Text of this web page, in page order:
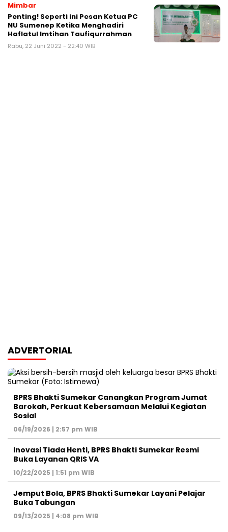
Mimbar
Penting! Seperti ini Pesan Ketua PC
NU Sumenep Ketika Menghadiri
Haflatul Imtihan Taufiqurrahman
Rabu, 22 Juni 2022 - 22:40 WIB
ADVERTORIAL
BPRS Bhakti Sumekar Canangkan Program Jumat
Barokah, Perkuat Kebersamaan Melalui Kegiatan
Sosial
06/19/2026 | 2:57 pm WIB
Inovasi Tiada Henti, BPRS Bhakti Sumekar Resmi
Buka Layanan QRIS VA
10/22/2025 | 1:51 pm WIB
Jemput Bola, BPRS Bhakti Sumekar Layani Pelajar
Buka Tabungan
09/13/2025 | 4:08 pm WIB